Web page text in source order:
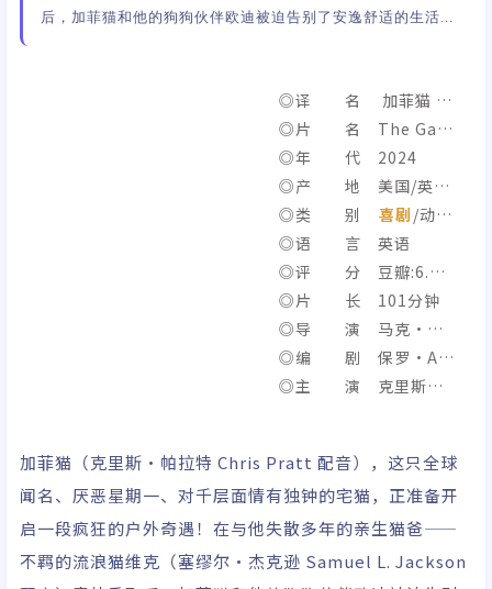
后，加菲猫和他的狗狗伙伴欧迪被迫告别了安逸舒适的生活...
◎译 名 加菲猫 /
加菲猫：勇闯世界(港) /
Garfield
◎片 名 The Garfi
eld Movie
◎年 代 2024
◎产 地 美国/英
国/中国香港
◎类 别 喜剧 /动
画/奇幻 冒险
◎语 言 英语
◎评 分 豆瓣:6.9/I
MDb:5.8
◎片 长 101分钟
◎导 演 马克·汀
戴尔
◎编 剧 保罗·A·
卡普兰/马克·托尔戈
◎主 演 克里斯·
·瑞姆斯/尼古拉斯·霍
尔特/塞西莉·斯特朗/
哈维·吉兰/博特·高登
斯汀/杨伯文/史努比狗
加菲猫（克里斯·帕拉特 Chris Pratt 配音），这只全球
闻名、厌恶星期一、对千层面情有独钟的宅猫，正准备开
启一段疯狂的户外奇遇！在与他失散多年的亲生猫爸——
不羁的流浪猫维克（塞缪尔·杰克逊 Samuel L. Jackson